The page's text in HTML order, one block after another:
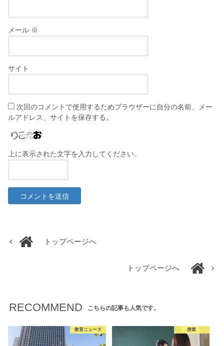
メール ※
サイト
次回のコメントで使用するためブラウザーに自分の名前、メー
ルアドレス、サイトを保存する。
上に表示された文字を入力してください。
トップページへ
トップページへ
RECOMMEND こちらの記事も人気です。
教育ニュース 授業